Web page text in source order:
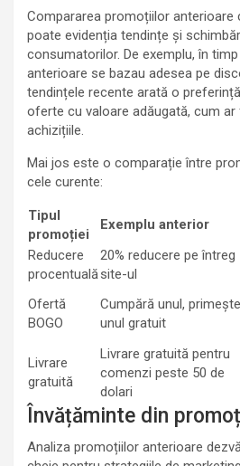
Compararea promoțiilor anterioare
poate evidenția tendințe și
consumatorilor. De exemplu, în
anterioare se bazau adesea pe
tendințele recente arată o
oferte cu valoare adăugată, cum
achizițiile.
Mai jos este o comparație între
cele curente:
Tipul
promoției
Exemplu anterior
Reducere
procentuală
20% reducere pe întreg
site-ul
Ofertă
BOGO
Cumpără unul, primește
unul gratuit
Livrare
gratuită
Livrare gratuită pentru
comenzi peste 50 de
dolari
Învățăminte din
Analiza promoțiilor anterioare